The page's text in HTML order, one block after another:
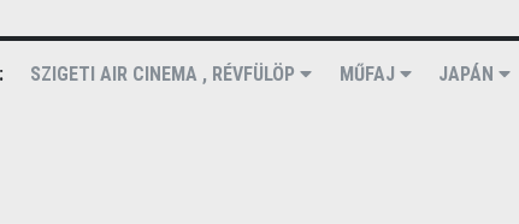
SZIGETI AIR CINEMA , RÉVFÜLÖP MŰFAJ JAPÁN